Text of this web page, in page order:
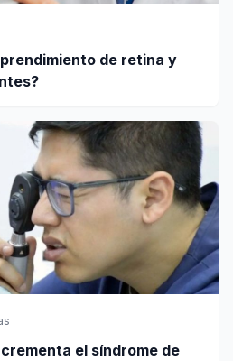
de retina y
el síndrome de